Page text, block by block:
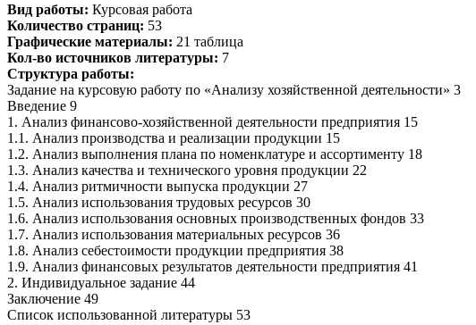
Вид работы: Курсовая работа
Количество страниц: 53
Графические материалы: 21 таблица
Кол-во источников литературы: 7
Структура работы:
Задание на курсовую работу по «Анализу хозяйственной деятельности» 3
Введение 9
1. Анализ финансово-хозяйственной деятельности предприятия 15
1.1. Анализ производства и реализации продукции 15
1.2. Анализ выполнения плана по номенклатуре и ассортименту 18
1.3. Анализ качества и технического уровня продукции 22
1.4. Анализ ритмичности выпуска продукции 27
1.5. Анализ использования трудовых ресурсов 30
1.6. Анализ использования основных производственных фондов 33
1.7. Анализ использования материальных ресурсов 36
1.8. Анализ себестоимости продукции предприятия 38
1.9. Анализ финансовых результатов деятельности предприятия 41
2. Индивидуальное задание 44
Заключение 49
Список использованной литературы 53